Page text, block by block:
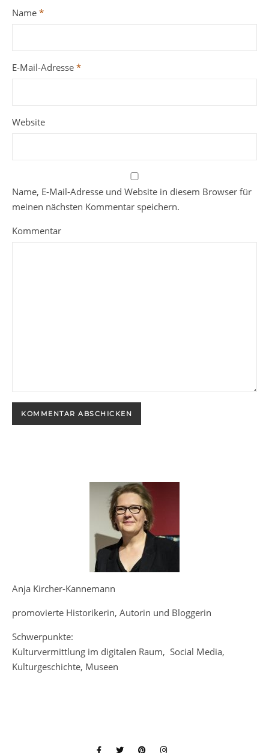
Name *
E-Mail-Adresse *
Website
Name, E-Mail-Adresse und Website in diesem Browser für
meinen nächsten Kommentar speichern.
Kommentar
Anja Kircher-Kannemann
promovierte Historikerin, Autorin und Bloggerin
Schwerpunkte:
Kulturvermittlung im digitalen Raum, Social Media,
Kulturgeschichte, Museen